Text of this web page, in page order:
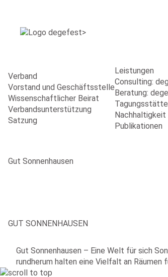
Verband
Vorstand und Geschäftsstelle
Wissenschaftlicher Beirat
Verbandsunterstützung
Satzung
Leistungen
Consulting:
Beratung:
Nachhaltigkeit
Publikationen
Gut Sonnenhausen
GUT SONNENHAUSEN
Gut Sonnenhausen – Eine Welt für sich
rundherum halten eine Vielfalt an Räumen